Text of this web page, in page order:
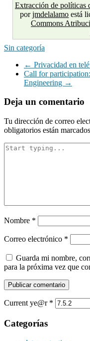
Extracción de políticas
porjmdelalamo está
Commons
Sin categoría
Navegación
← Privacidad en
Call for
Engineering →
Deja un comentario
Tu dirección de correo
obligatorios están
Nombre *
Correo electrónico *
Guarda mi nombre,
para la próxima vez que
Current ye@r *
Categorías